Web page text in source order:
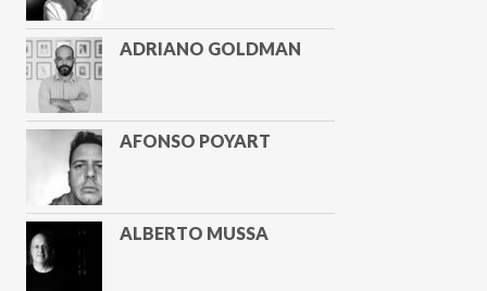
ADRIANO GOLDMAN
AFONSO POYART
ALBERTO MUSSA